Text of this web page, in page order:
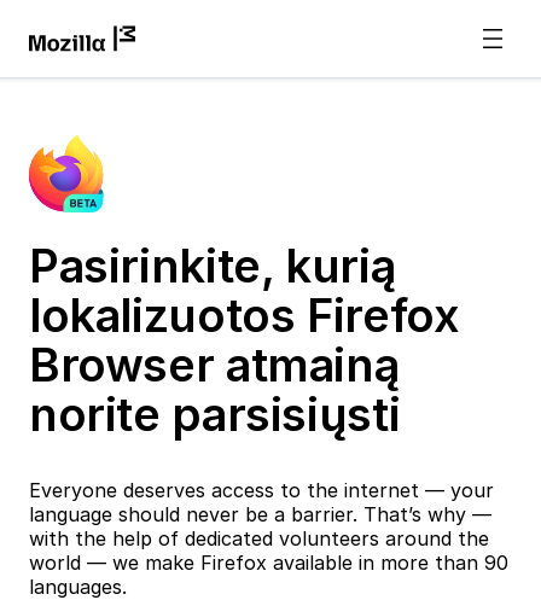
Pasirinkite, kurią
lokalizuotos Firefox
Browser atmainą
norite parsisiųsti
Everyone deserves access to the internet — your
language should never be a barrier. That’s why —
with the help of dedicated volunteers around the
world — we make Firefox available in more than 90
languages.